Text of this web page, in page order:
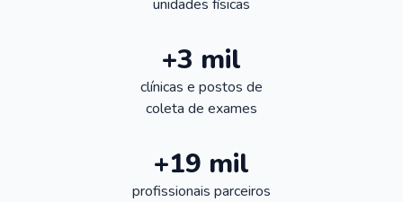
unidades físicas
+3 mil
clínicas e postos de
coleta de exames
+19 mil
profissionais parceiros